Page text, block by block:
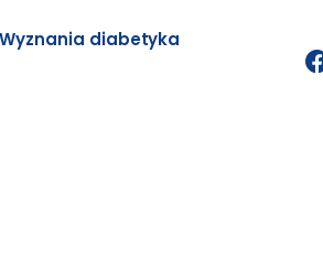
Wyznania diabetyka